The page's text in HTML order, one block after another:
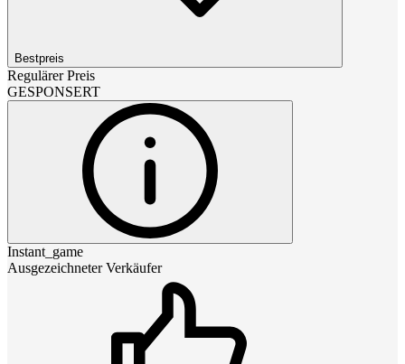
Bestpreis
Regulärer Preis
GESPONSERT
Instant_game
Ausgezeichneter Verkäufer